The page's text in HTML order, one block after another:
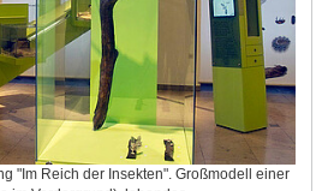
"Im Reich der Insekten". Großmodell einer